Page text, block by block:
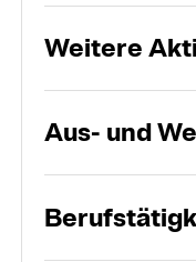
Weitere
Aus- und